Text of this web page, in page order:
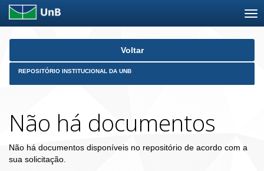
Skip
Voltar
REPOSITÓRIO INSTITUCIONAL DA UNB
Não há documentos
Não há documentos disponíveis no repositório de acordo com a
sua solicitação.